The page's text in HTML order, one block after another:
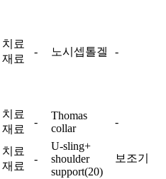
치료
재료
- 노시셉톨겔 -
치료
재료
-
Thomas
collar
-
치료
재료
-
U-sling+
shoulder
support(20)
보조기